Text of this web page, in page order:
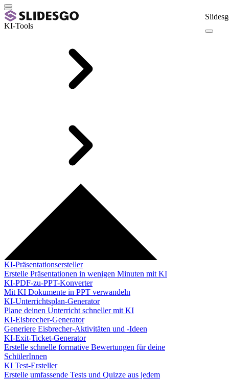
KI-Tools
KI-Präsentationsersteller
Erstelle Präsentationen in wenigen Minuten mit KI
KI-PDF-zu-PPT-Konverter
Mit KI Dokumente in PPT verwandeln
KI-Unterrichtsplan-Generator
Plane deinen Unterricht schneller mit KI
KI-Eisbrecher-Generator
Generiere Eisbrecher-Aktivitäten und -Ideen
KI-Exit-Ticket-Generator
Erstelle schnelle formative Bewertungen für deine
SchülerInnen
KI Test-Ersteller
Erstelle umfassende Tests und Quizze aus jedem